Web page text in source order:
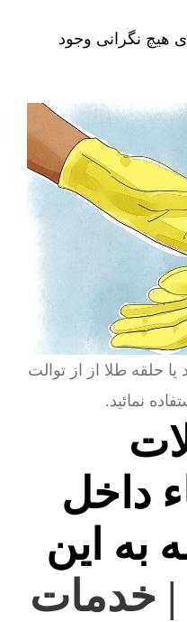
هیچ نگرانی وجود
حلقه طلا از از توالت
نمائید.
داخل
به این
| خدمات